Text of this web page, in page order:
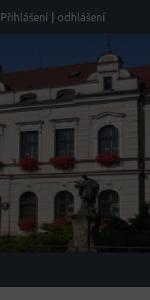
Přihlášení | odhlášení